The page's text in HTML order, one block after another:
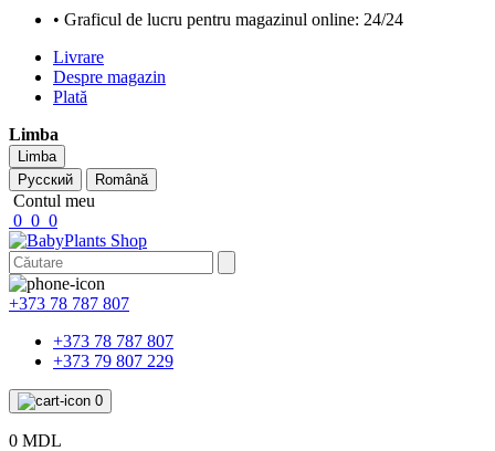
• Graficul de lucru pentru magazinul online: 24/24
Livrare
Despre magazin
Plată
Limba
Limba
Русский
Română
Contul meu
0 0 0
+373 78 787 807
+373 78 787 807
+373 79 807 229
0
0 MDL